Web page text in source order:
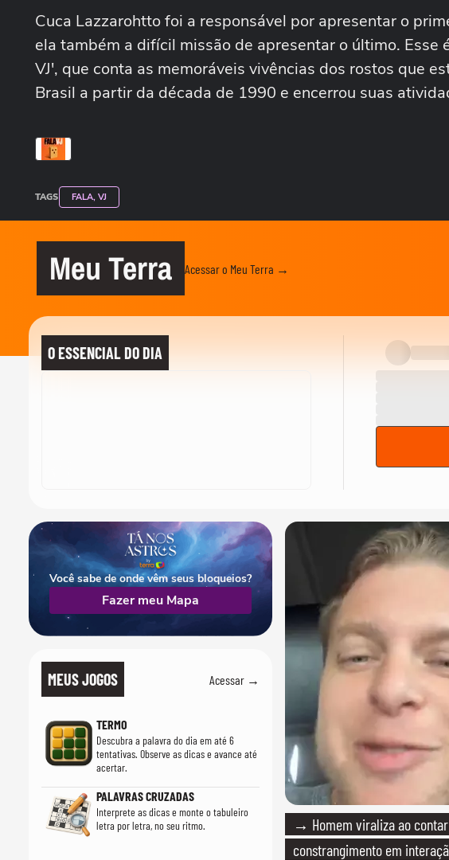
Cuca Lazzarohtto foi a responsável por apresentar o
ela também a difícil missão de apresentar o último.
VJ', que conta as memoráveis vivências dos rostos que
Brasil a partir da década de 1990 e encerrou suas
TAGS FALA, VJ
Meu Terra Acessar o Meu Terra →
O ESSENCIAL DO DIA
MEUS JOGOS Acessar →
TERMO
Descubra a palavra do dia em até 6
tentativas. Observe as dicas e avance até
acertar.
PALAVRAS CRUZADAS
Interprete as dicas e monte o tabuleiro
letra por letra, no seu ritmo.
→ Homem viraliza ao contar
constrangimento em
Você sabe de onde vêm seus bloqueios?
Fazer meu Mapa